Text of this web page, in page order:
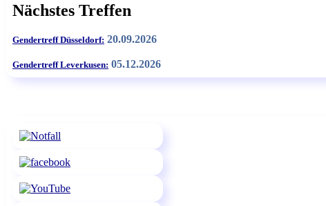
Nächstes Treffen
Gendertreff Düsseldorf: 20.09.2026
Gendertreff Leverkusen: 05.12.2026